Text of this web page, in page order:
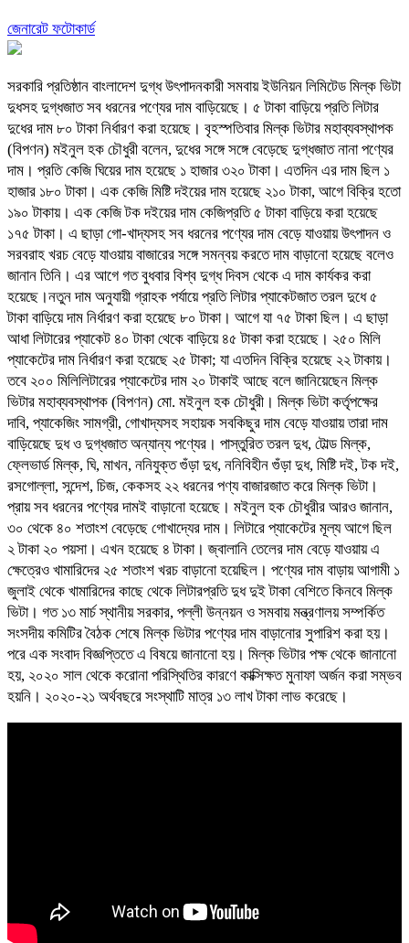
জেনারেট ফটোকার্ড
সরকারি প্রতিষ্ঠান বাংলাদেশ দুগ্ধ উৎপাদনকারী সমবায় ইউনিয়ন লিমিটেড মিল্ক ভিটা
দুধসহ দুগ্ধজাত সব ধরনের পণ্যের দাম বাড়িয়েছে। ৫ টাকা বাড়িয়ে প্রতি লিটার
দুধের দাম ৮০ টাকা নির্ধারণ করা হয়েছে। বৃহস্পতিবার মিল্ক ভিটার মহাব্যবস্থাপক
(বিপণন) মইনুল হক চৌধুরী বলেন, দুধের সঙ্গে সঙ্গে বেড়েছে দুগ্ধজাত নানা পণ্যের
দাম। প্রতি কেজি ঘিয়ের দাম হয়েছে ১ হাজার ৩২০ টাকা। এতদিন এর দাম ছিল ১
হাজার ১৮০ টাকা। এক কেজি মিষ্টি দইয়ের দাম হয়েছে ২১০ টাকা, আগে বিক্রি হতো
১৯০ টাকায়। এক কেজি টক দইয়ের দাম কেজিপ্রতি ৫ টাকা বাড়িয়ে করা হয়েছে
১৭৫ টাকা। এ ছাড়া গো-খাদ্যসহ সব ধরনের পণ্যের দাম বেড়ে যাওয়ায় উৎপাদন ও
সরবরাহ খরচ বেড়ে যাওয়ায় বাজারের সঙ্গে সমন্বয় করতে দাম বাড়ানো হয়েছে বলেও
জানান তিনি। এর আগে গত বুধবার বিশ্ব দুগ্ধ দিবস থেকে এ দাম কার্যকর করা
হয়েছে।নতুন দাম অনুযায়ী গ্রাহক পর্যায়ে প্রতি লিটার প্যাকেটজাত তরল দুধে ৫
টাকা বাড়িয়ে দাম নির্ধারণ করা হয়েছে ৮০ টাকা। আগে যা ৭৫ টাকা ছিল। এ ছাড়া
আধা লিটারের প্যাকেট ৪০ টাকা থেকে বাড়িয়ে ৪৫ টাকা করা হয়েছে। ২৫০ মিলি
প্যাকেটের দাম নির্ধারণ করা হয়েছে ২৫ টাকা; যা এতদিন বিক্রি হয়েছে ২২ টাকায়।
তবে ২০০ মিলিলিটারের প্যাকেটের দাম ২০ টাকাই আছে বলে জানিয়েছেন মিল্ক
ভিটার মহাব্যবস্থাপক (বিপণন) মো. মইনুল হক চৌধুরী। মিল্ক ভিটা কর্তৃপক্ষের
দাবি, প্যাকেজিং সামগ্রী, গোখাদ্যসহ সহায়ক সবকিছুর দাম বেড়ে যাওয়ায় তারা দাম
বাড়িয়েছে দুধ ও দুগ্ধজাত অন্যান্য পণ্যের। পাস্তুরিত তরল দুধ, টোল্ড মিল্ক,
ফ্লেভার্ড মিল্ক, ঘি, মাখন, ননিযুক্ত গুঁড়া দুধ, ননিবিহীন গুঁড়া দুধ, মিষ্টি দই, টক দই,
রসগোল্লা, সন্দেশ, চিজ, কেকসহ ২২ ধরনের পণ্য বাজারজাত করে মিল্ক ভিটা।
প্রায় সব ধরনের পণ্যের দামই বাড়ানো হয়েছে। মইনুল হক চৌধুরীর আরও জানান,
৩০ থেকে ৪০ শতাংশ বেড়েছে গোখাদ্যের দাম। লিটারে প্যাকেটের মূল্য আগে ছিল
২ টাকা ২০ পয়সা। এখন হয়েছে ৪ টাকা। জ্বালানি তেলের দাম বেড়ে যাওয়ায় এ
ক্ষেত্রেও খামারিদের ২৫ শতাংশ খরচ বাড়ানো হয়েছিল। পণ্যের দাম বাড়ায় আগামী ১
জুলাই থেকে খামারিদের কাছে থেকে লিটারপ্রতি দুধ দুই টাকা বেশিতে কিনবে মিল্ক
ভিটা। গত ১৩ মার্চ স্থানীয় সরকার, পল্লী উন্নয়ন ও সমবায় মন্ত্রণালয় সম্পর্কিত
সংসদীয় কমিটির বৈঠক শেষে মিল্ক ভিটার পণ্যের দাম বাড়ানোর সুপারিশ করা হয়।
পরে এক সংবাদ বিজ্ঞপ্তিতে এ বিষয়ে জানানো হয়। মিল্ক ভিটার পক্ষ থেকে জানানো
হয়, ২০২০ সাল থেকে করোনা পরিস্থিতির কারণে কাক্সিক্ষত মুনাফা অর্জন করা সম্ভব
হয়নি। ২০২০-২১ অর্থবছরে সংস্থাটি মাত্র ১৩ লাখ টাকা লাভ করেছে।